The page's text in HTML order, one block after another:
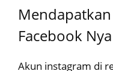
Facebook
Akun instagram di